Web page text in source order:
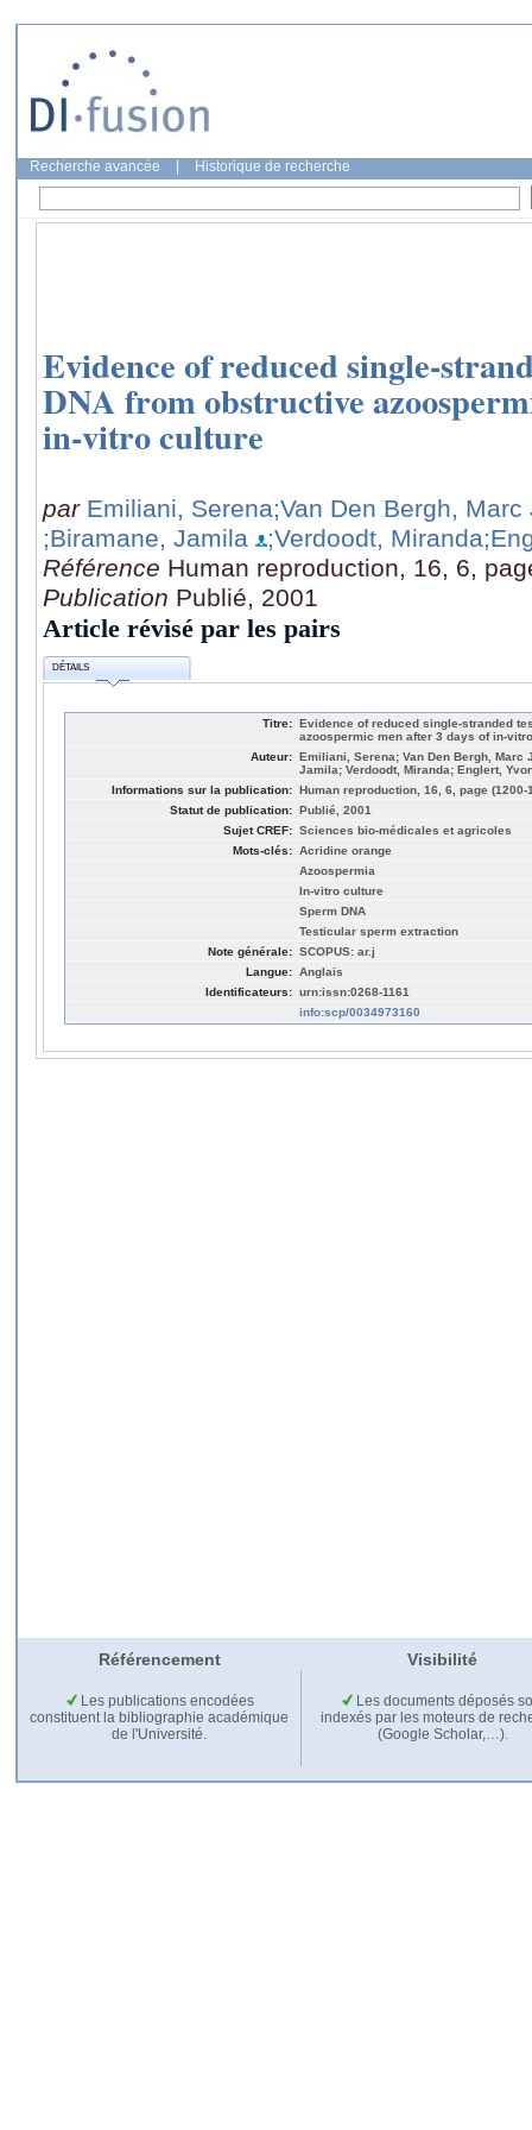
Recherche avancée Historique de recherche
Evidence of reduced single-
DNA from obstructive
in-vitro culture
par Emiliani, Serena;Van Den Bergh, Marc
;Biramane, Jamila
;Verdoodt, Miranda
Référence Human reproduction, 16, 6,
Publication Publié, 2001
Article révisé par les pairs
DÉTAILS
Titre: Evidence of reduced single-stranded
azoospermic men after 3 days of in-
Auteur: Emiliani, Serena; Van Den Bergh, Marc
Jamila; Verdoodt, Miranda; Englert,
Informations sur la publication: Human reproduction, 16, 6, page (1200-
Statut de publication: Publié, 2001
Sujet CREF: Sciences bio-médicales et agricoles
Mots-clés: Acridine orange
Azoospermia
In-vitro culture
Sperm DNA
Testicular sperm extraction
Note générale: SCOPUS: ar.j
Langue: Anglais
Identificateurs: urn:issn:0268-1161
info:scp/0034973160
Référencement Visibilité
Les publications encodées
constituent la bibliographie académique
de l'Université.
Les documents déposés
indexés par les moteurs de
(Google Scholar,…).